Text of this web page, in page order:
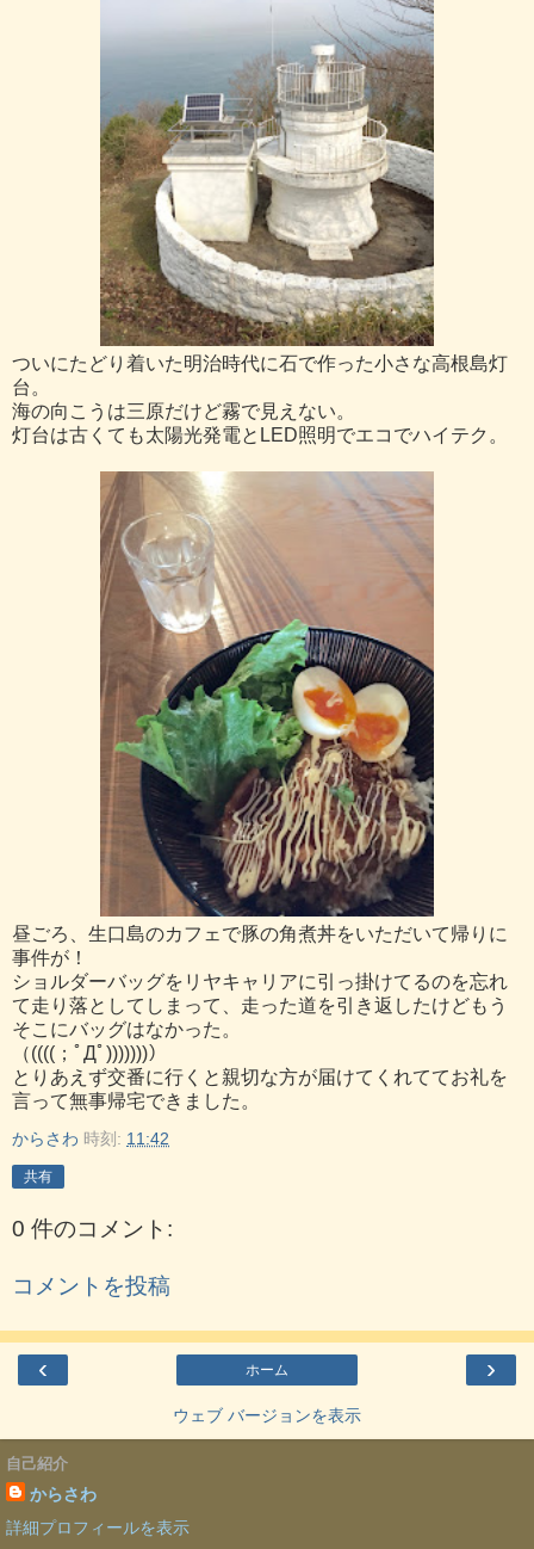
ついにたどり着いた明治時代に石で作った小さな高根島灯
台。
海の向こうは三原だけど霧で見えない。
灯台は古くても太陽光発電とLED照明でエコでハイテク。
昼ごろ、生口島のカフェで豚の角煮丼をいただいて帰りに
事件が！
ショルダーバッグをリヤキャリアに引っ掛けてるのを忘れ
て走り落としてしまって、走った道を引き返したけどもう
そこにバッグはなかった。
（((((；ﾟДﾟ)))))))）
とりあえず交番に行くと親切な方が届けてくれててお礼を
言って無事帰宅できました。
からさわ 時刻: 11:42
共有
0 件のコメント:
コメントを投稿
‹ ›
ホーム
ウェブ バージョンを表示
自己紹介
からさわ
詳細プロフィールを表示